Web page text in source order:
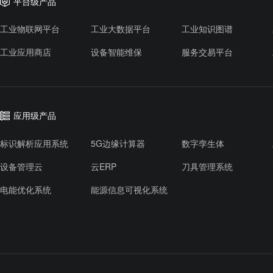
工业物联网平台 工业大数据平台 工业知识图谱
工业应用商店
设备智能维保 服务交易平台
应用级产品
标识解析应用系统 5G边缘计算器 数字孪生体
设备管理云
云ERP 刀具管理系统
电能优化系统
能源信息可视化系统